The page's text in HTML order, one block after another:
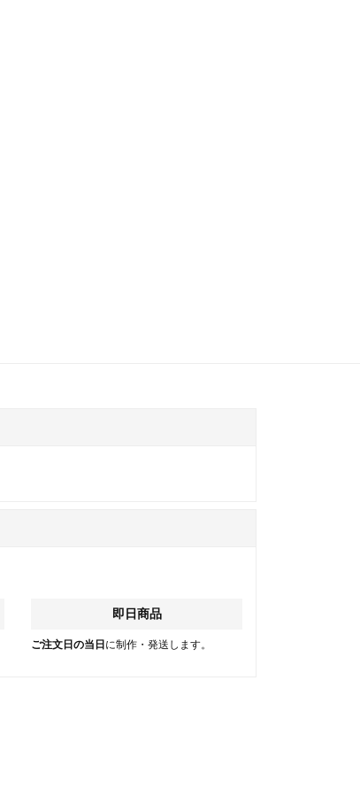
即日商品
ご注文日の当日 に制作・発送します。